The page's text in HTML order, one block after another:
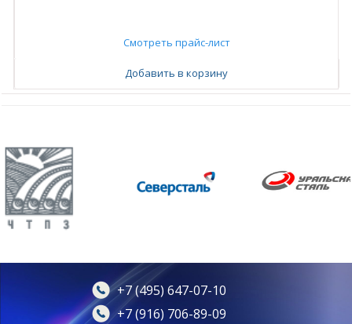
Смотреть прайс-лист
Добавить в корзину
+7 (495) 647-07-10
+7 (916) 706-89-09